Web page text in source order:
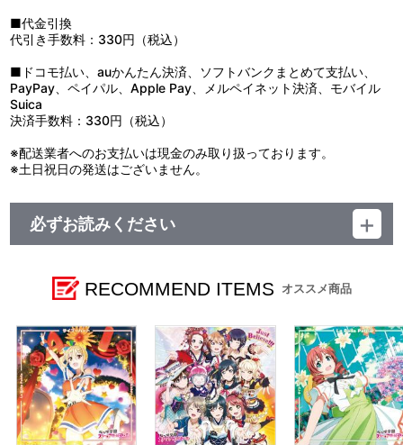
■代金引換
代引き手数料：330円（税込）
■ドコモ払い、auかんたん決済、ソフトバンクまとめて支払い、
PayPay、ペイパル、Apple Pay、メルペイネット決済、モバイル
Suica
決済手数料：330円（税込）
※配送業者へのお支払いは現金のみ取り扱っております。
※土日祝日の発送はございません。
必ずお読みください
販売元 (株)バンダイナムコフィルムワークス
RECOMMEND ITEMS オススメ商品